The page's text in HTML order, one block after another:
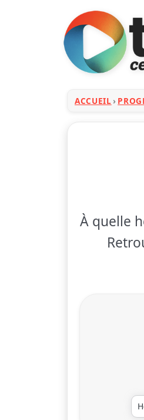
ACCUEIL
À quelle